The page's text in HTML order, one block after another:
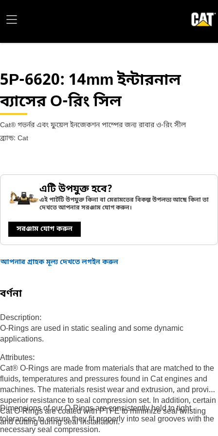
5P-6620: 14mm ইন্টারনাল
ব্যাসের O-রিং সিল
Cat® গভর্নর এবং ফুয়েল ইনজেকশন পাম্পের জন্য রাবার ও-রিং সীল
ব্র্যান্ড: Cat
এটি উপযুক্ত হবে?
এই পার্টটি উপযুক্ত কিনা বা মেরামতের বিকল্প উপলভ্য আছে কিনা তা
দেখতে আপনার সরঞ্জাম যোগ করুন।
সরঞ্জাম যোগ করুন
আপনার গ্রাহক মূল্য দেখতে লগইন করুন
বর্ণনা
Description:
O-Rings are used in static sealing and some dynamic
applications.
Attributes:
Cat® O-Rings are made from materials that are matched to the
fluids, temperatures and pressures found in Cat engines and
machines. The materials resist wear and extrusion, and provide
superior resistance to seal compression set. In addition, certain
Cat O-Rings are coated with PTFE to minimize seal twisting
and cutting during seal installation.
Dimensions of our O-Rings are consistently held to tight
tolerances to ensure they fit properly into seal grooves with the
necessary seal compression.